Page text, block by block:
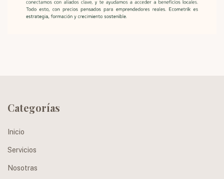
Categorías
Inicio
Servicios
Nosotras